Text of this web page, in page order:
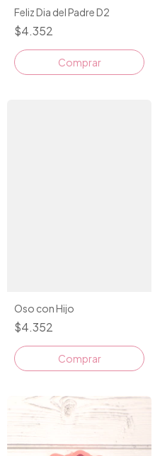
Feliz Dia del Padre D2
$4.352
Comprar
Oso con Hijo
$4.352
Comprar